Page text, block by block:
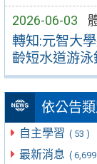
2026-06-03
轉知:元智大
齡短水道游
依公告
自主學習 ( 53 )
最新消息 (